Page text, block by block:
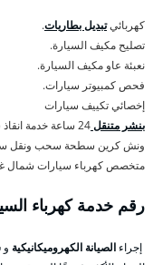
كهربائيتبديل بطاريات.
تصليح مكيف السيارة.
نعبئة عاو مكيف السيارة.
فحص كمبيوتر سيارات.
إخصائي تكييف سيارات
بنشر متنقل24 ساعة خدمة انقاذ سيارات جميع المناطق بالكويت.
ونش كرين سطحة سحب ونقل
متخصص كهرباء سيارات شمال
رقم خدمة كهرباء
إجراء الصيانة الكهروميكانيكية و